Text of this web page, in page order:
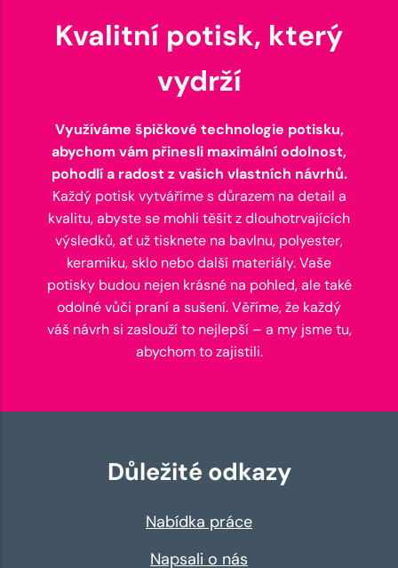
Kvalitní potisk, který
vydrží
Využíváme špičkové technologie potisku,
abychom vám přinesli maximální odolnost,
pohodlí a radost z vašich vlastních návrhů.
Každý potisk vytváříme s důrazem na detail a
kvalitu, abyste se mohli těšit z dlouhotrvajících
výsledků, ať už tisknete na bavlnu, polyester,
keramiku, sklo nebo další materiály. Vaše
potisky budou nejen krásné na pohled, ale také
odolné vůči praní a sušení. Věříme, že každý
váš návrh si zaslouží to nejlepší – a my jsme tu,
abychom to zajistili.
Důležité odkazy
Nabídka práce
Napsali o nás